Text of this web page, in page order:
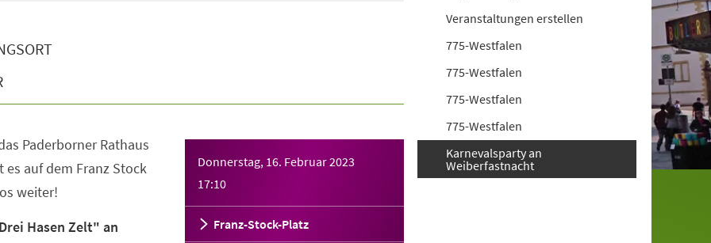
Donnerstag, 16. Februar 2023
17:10
Franz-Stock-Platz
Paderborner Rathaus
auf dem Franz Stock
weiter!
Hasen Zelt" an
Veranstaltungen erstellen
775-Westfalen
775-Westfalen
775-Westfalen
775-Westfalen
Karnevalsparty an
Weiberfastnacht